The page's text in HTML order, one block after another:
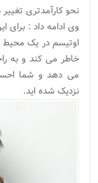
نحو کارآمدتری
وی ادامه داد : برای
اوتیسم در یک محیط
خاطر می کند و به
می دهد و شما
نزدیک شده اید.